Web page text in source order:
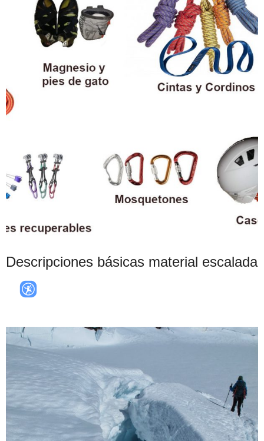
Descripciones básicas material escalada